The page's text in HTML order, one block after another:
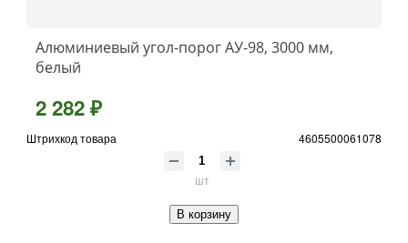
Алюминиевый угол-порог АУ-98, 3000 мм,
белый
2 282 ₽
Штрихкод товара 4605500061078
шт
В корзину